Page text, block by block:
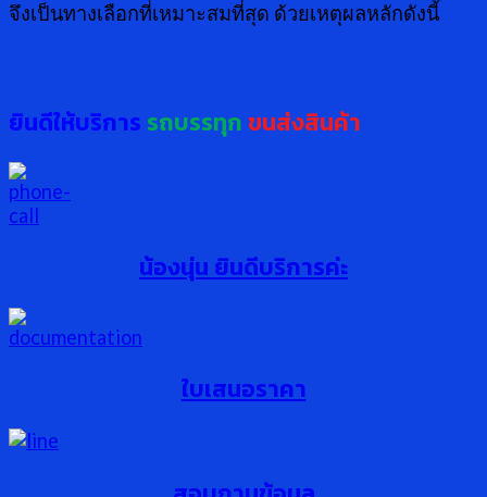
จึงเป็นทางเลือกที่เหมาะสมที่สุด ด้วยเหตุผลหลักดังนี้
ยินดีให้บริการ รถบรรทุกขนส่งสินค้า
น้องนุ่น ยินดีบริการค่ะ
ใบเสนอราคา